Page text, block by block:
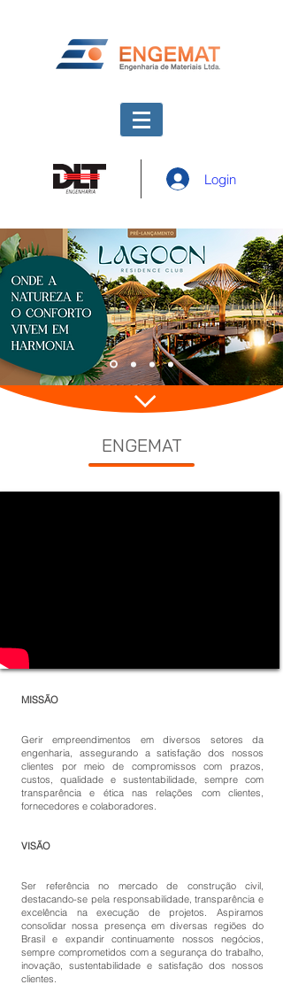
Login
ENGEMAT
MISSÃO
Gerir empreendimentos em diversos setores da
engenharia, assegurando a satisfação dos nossos
clientes por meio de compromissos com prazos,
custos, qualidade e sustentabilidade, sempre com
transparência e ética nas relações com clientes,
fornecedores e colaboradores.
VISÃO
Ser referência no mercado de construção civil,
destacando-se pela responsabilidade, transparência e
excelência na execução de projetos. Aspiramos
consolidar nossa presença em diversas regiões do
Brasil e expandir continuamente nossos negócios,
sempre comprometidos com a segurança do trabalho,
inovação, sustentabilidade e satisfação dos nossos
clientes.